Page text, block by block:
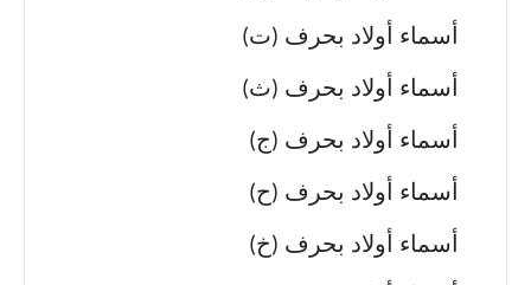
أسماء أولاد بحرف (ت)
أسماء أولاد بحرف (ث)
أسماء أولاد بحرف (ج)
أسماء أولاد بحرف (ح)
أسماء أولاد بحرف (خ)